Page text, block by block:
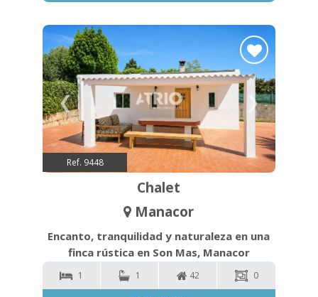
❮ ❯
Ref. 9448
Chalet
Manacor
Encanto, tranquilidad y naturaleza en una
finca rústica en Son Mas, Manacor
1 1 42 0